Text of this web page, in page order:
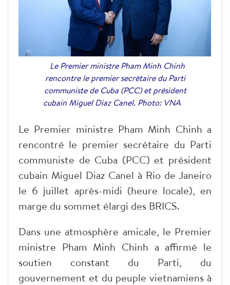
Le Premier ministre Pham Minh Chinh
rencontre le premier secrétaire du Parti
communiste de Cuba (PCC) et président
cubain Miguel Diaz Canel. Photo: VNA
Le Premier ministre Pham Minh Chinh a
rencontré le premier secrétaire du Parti
communiste de Cuba (PCC) et président
cubain Miguel Diaz Canel à Rio de Janeiro
le 6 juillet après-midi (heure locale), en
marge du sommet élargi des BRICS.
Dans une atmosphère amicale, le Premier
ministre Pham Minh Chinh a affirmé le
soutien constant du Parti, du
gouvernement et du peuple vietnamiens à